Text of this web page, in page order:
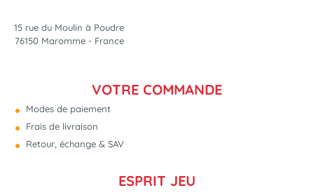
15 rue du Moulin à Poudre
76150 Maromme - France
VOTRE COMMANDE
Modes de paiement
Frais de livraison
Retour, échange & SAV
ESPRIT JEU